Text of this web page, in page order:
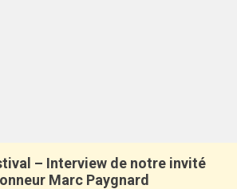
Techniques de
– Interview de notre invité
Marc Paygnard